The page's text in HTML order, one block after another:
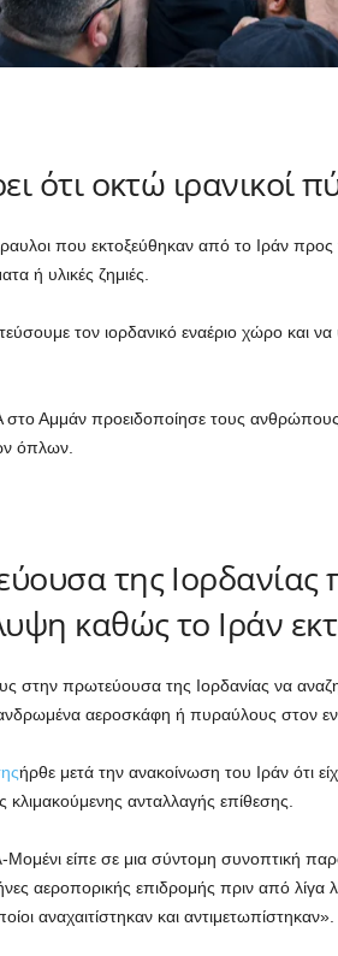
ότι οκτώ ιρανικοί
που εκτοξεύθηκαν από το Ιράν προς
ή υλικές ζημιές.
τον ιορδανικό εναέριο χώρο και να
Αμμάν προειδοποίησε τους
όπλων.
της Ιορδανίας
καθώς το Ιράν
πρωτεύουσα της Ιορδανίας να
αεροσκάφη ή πυραύλους στον
ήρθε μετά την ανακοίνωση του Ιράν ότι
ανταλλαγής επίθεσης.
είπε σε μια σύντομη συνοπτική
αεροπορικής επιδρομής πριν από
αναχαιτίστηκαν και αντιμετωπίστηκαν».